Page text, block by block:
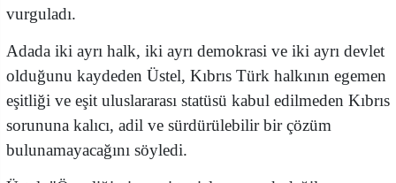
vurguladı.
Adada iki ayrı halk, iki ayrı demokrasi ve iki ayrı devlet
olduğunu kaydeden Üstel, Kıbrıs Türk halkının egemen
eşitliği ve eşit uluslararası statüsü kabul edilmeden Kıbrıs
sorununa kalıcı, adil ve sürdürülebilir bir çözüm
bulunamayacağını söyledi.